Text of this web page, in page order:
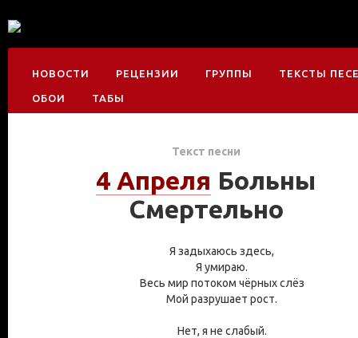
НОВОСТИ РЕЦЕНЗИИ ГРУППЫ ТЕКСТЫ
ОБОИ ТАБЫ
Текст песни
4 Апреля Больны
Смертельно
Я задыхаюсь здесь,
Я умираю.
Весь мир потоком чёрных слёз
Мой разрушает рост.
Нет, я не слабый.